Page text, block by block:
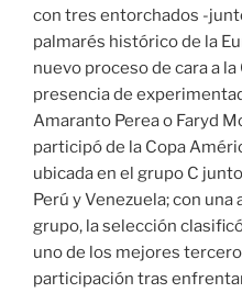
con tres entorchados -
palmarés histórico de la
nuevo proceso de cara a
presencia de
Amaranto Perea o Faryd
participó de la Copa
ubicada en el grupo C
Perú y Venezuela; con
grupo, la selección
uno de los mejores
participación tras